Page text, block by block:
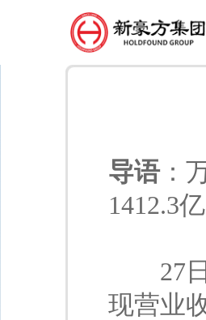
导语：
1412.3
27日
现营业